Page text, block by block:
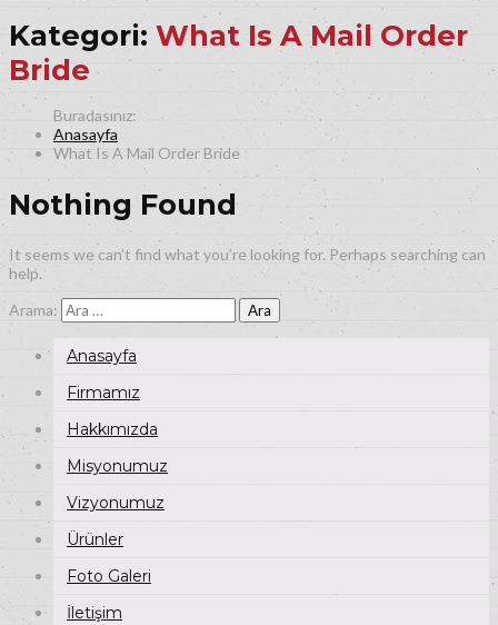
Kategori: What Is A Mail Order
Bride
Anasayfa
What Is A Mail Order Bride
Nothing Found
It seems we can’t find what you’re looking for. Perhaps searching can
help.
Arama:
Anasayfa
Firmamız
Hakkımızda
Misyonumuz
Vizyonumuz
Ürünler
Foto Galeri
İletişim